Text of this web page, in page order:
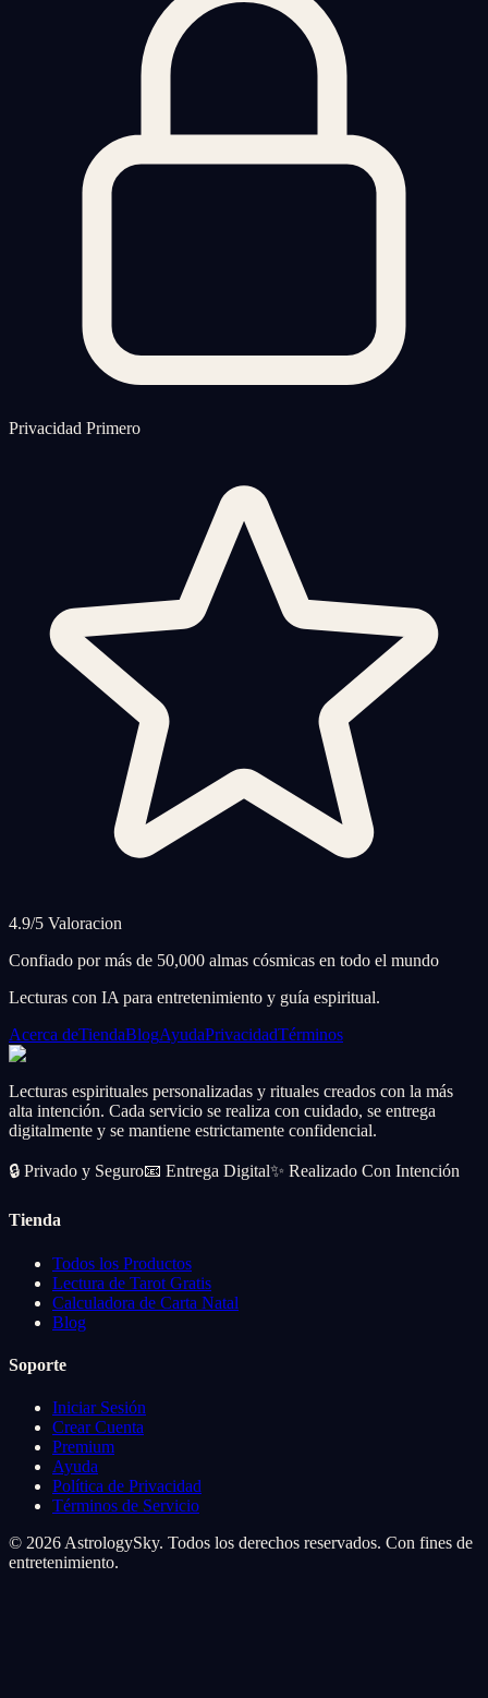
Privacidad Primero
4.9/5 Valoracion
Confiado por más de 50,000 almas cósmicas en todo el mundo
Lecturas con IA para entretenimiento y guía espiritual.
Acerca deTiendaBlogAyudaPrivacidadTérminos
Lecturas espirituales personalizadas y rituales creados con la más
alta intención. Cada servicio se realiza con cuidado, se entrega
digitalmente y se mantiene estrictamente confidencial.
🔒 Privado y Seguro📧 Entrega Digital✨ Realizado Con Intención
Tienda
Todos los Productos
Lectura de Tarot Gratis
Calculadora de Carta Natal
Blog
Soporte
Iniciar Sesión
Crear Cuenta
Premium
Ayuda
Política de Privacidad
Términos de Servicio
© 2026 AstrologySky. Todos los derechos reservados. Con fines de
entretenimiento.